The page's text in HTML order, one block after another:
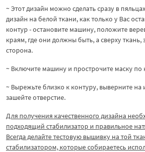
~ Этот дизайн можно сделать сразу в
дизайн на белой ткани, как только у Вас
контур - остановите машину, положите
краям, где они должны быть, а сверху ткань,
сторона.
~ Включите машину и прострочите маску по
~ Вырежьте близко к контуру, выверните на
зашейте отверстие.
Для получения качественного дизайна
подходящий стабилизатор и правильное
Всегда делайте тестовую вышивку на той
стабилизатором, которые собираетесь